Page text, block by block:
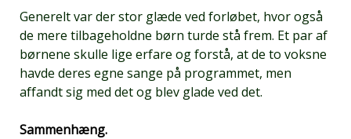
Generelt var der stor glæde ved forløbet, hvor også
de mere tilbageholdne børn turde stå frem. Et par af
børnene skulle lige erfare og forstå, at de to voksne
havde deres egne sange på programmet, men
affandt sig med det og blev glade ved det.
Sammenhæng.